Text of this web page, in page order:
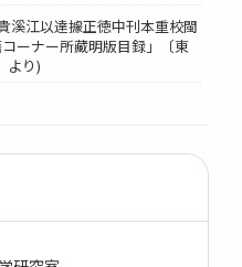
溪江以達據正徳中刊本重校閩
ーナー所藏明版目録」〔東
より)